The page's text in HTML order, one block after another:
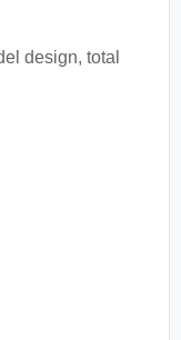
design, total